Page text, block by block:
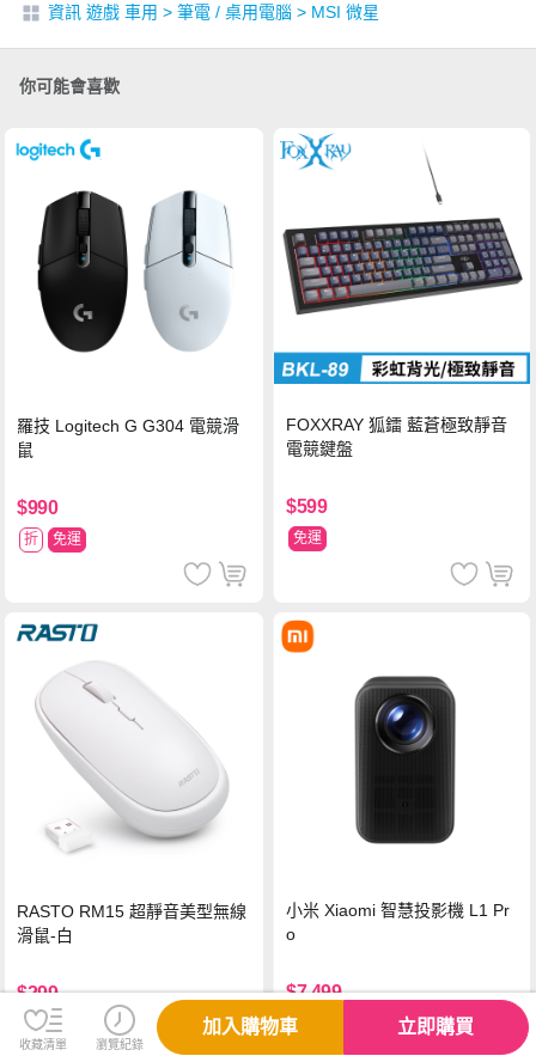
資訊 遊戲 車用 > 筆電 / 桌用電腦 > MSI 微星
你可能會喜歡
羅技 Logitech G G304 電競滑
鼠
$990
折 免運
FOXXRAY 狐鐳 藍蒼極致靜音
電競鍵盤
$599
免運
RASTO RM15 超靜音美型無線
滑鼠-白
$299
小米 Xiaomi 智慧投影機 L1 Pr
o
$7,499
免運
收藏清單 瀏覽紀錄
加入購物車 立即購買